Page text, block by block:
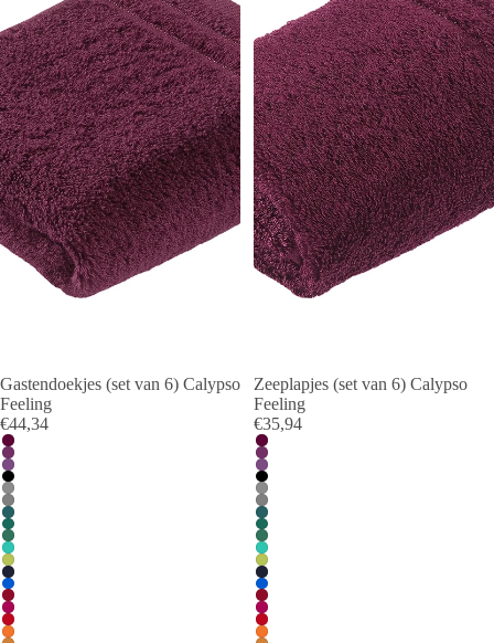
Gastendoekjes (set van 6) Calypso
Feeling
€44,34
Zeeplapjes (set van 6) Calypso
Feeling
€35,94